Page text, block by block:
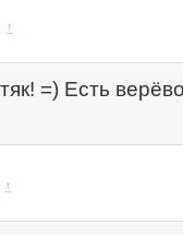
↑
=) Есть
↑